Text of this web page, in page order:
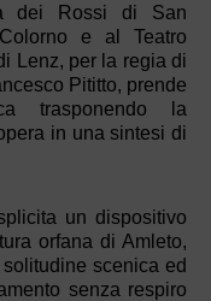
dei Rossi di San
e al Teatro
Lenz, per la regia di
Pititto, prende
trasponendo la
in una sintesi di
un dispositivo
orfana di Amleto,
scenica ed
senza respiro